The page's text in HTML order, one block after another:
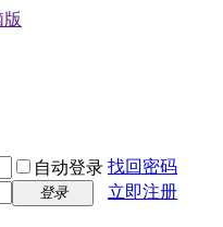
自动登录 找回密码
登录 立即注册